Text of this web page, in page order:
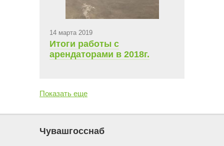
14 марта 2019
Итоги работы с
арендаторами в 2018г.
Показать еще
Чувашгосснаб